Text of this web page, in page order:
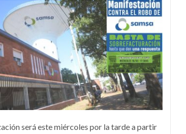
será este miércoles por la tarde a partir